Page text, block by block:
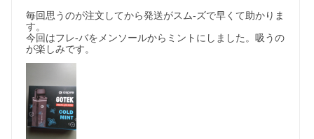
毎回思うのが注文してから発送がスム-ズで早くて助かりま
す。
今回はフレ-バをメンソールからミントにしました。吸うの
が楽しみです。